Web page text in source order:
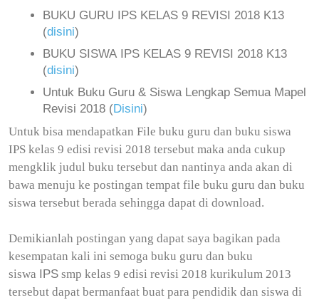
BUKU GURU IPS KELAS 9 REVISI 2018 K13
(disini)
BUKU SISWA IPS KELAS 9 REVISI 2018 K13
(disini)
Untuk Buku Guru & Siswa Lengkap Semua Mapel
Revisi 2018 (Disini)
Untuk bisa mendapatkan File buku guru dan buku siswa
IPS kelas 9 edisi revisi 2018 tersebut maka anda cukup
mengklik judul buku tersebut dan nantinya anda akan di
bawa menuju ke postingan tempat file buku guru dan buku
siswa tersebut berada sehingga dapat di download.
Demikianlah postingan yang dapat saya bagikan pada
kesempatan kali ini semoga buku guru dan buku
siswa IPS smp kelas 9 edisi revisi 2018 kurikulum 2013
tersebut dapat bermanfaat buat para pendidik dan siswa di